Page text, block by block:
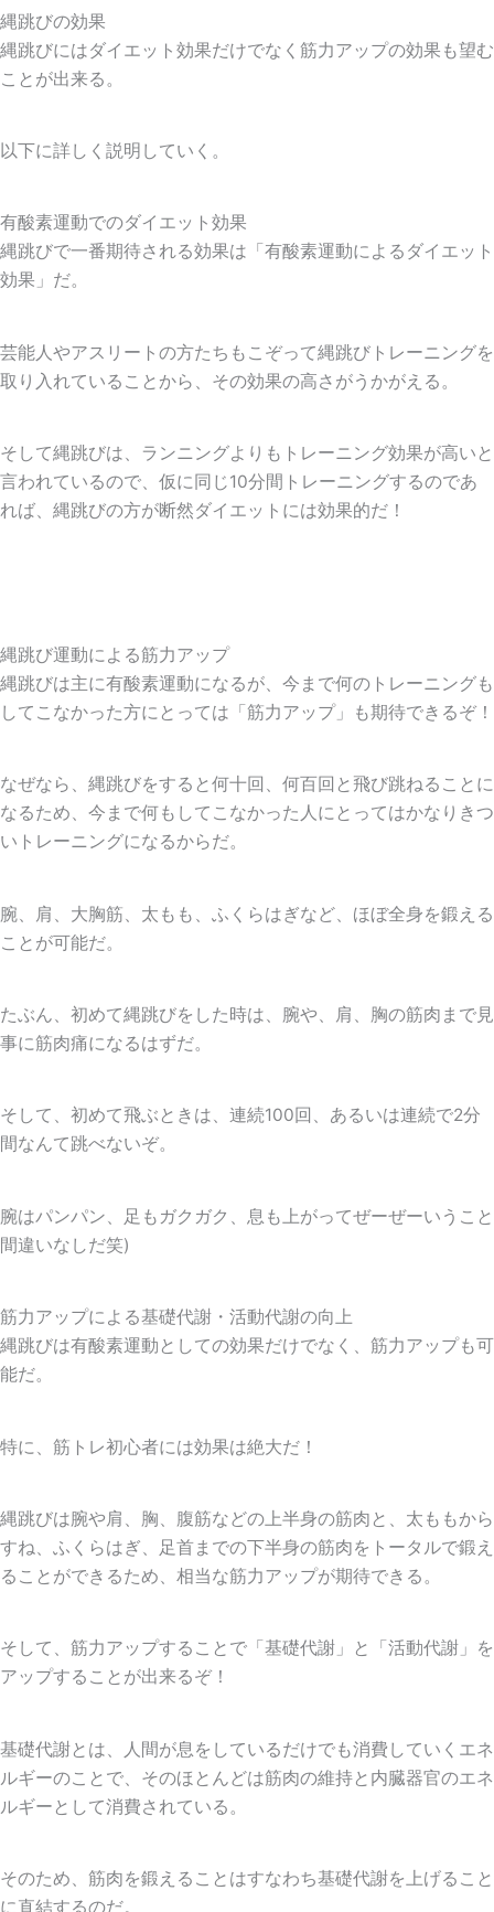
縄跳びの効果
縄跳びにはダイエット効果だけでなく筋力アップの効果も望む
ことが出来る。
以下に詳しく説明していく。
有酸素運動でのダイエット効果
縄跳びで一番期待される効果は「 有酸素運動によるダイエット
効果 」だ。
芸能人やアスリートの方たちもこぞって縄跳びトレーニングを
取り入れていることから、その効果の高さがうかがえる。
そして縄跳びは、ランニングよりもトレーニング効果が高いと
言われているので、仮に同じ10分間トレーニングするのであ
れば、縄跳びの方が断然ダイエットには効果的だ！
縄跳び運動による筋力アップ
縄跳びは主に有酸素運動になるが、今まで何のトレーニングも
してこなかった方にとっては「筋力アップ」も期待できるぞ！
なぜなら、縄跳びをすると何十回、何百回と飛び跳ねることに
なるため、今まで何もしてこなかった人にとってはかなりきつ
いトレーニングになるからだ。
腕、肩、大胸筋、太もも、ふくらはぎなど、ほぼ全身を鍛える
ことが可能だ。
たぶん、初めて縄跳びをした時は、腕や、肩、胸の筋肉まで見
事に筋肉痛になるはずだ。
そして、初めて飛ぶときは、連続100回、あるいは連続で2分
間なんて跳べないぞ。
腕はパンパン、足もガクガク、息も上がってぜーぜーいうこと
間違いなしだ笑)
筋力アップによる基礎代謝・活動代謝の向上
縄跳びは有酸素運動としての効果だけでなく、筋力アップも可
能だ。
特に、筋トレ初心者には効果は絶大だ！
縄跳びは腕や肩、胸、腹筋などの上半身の筋肉と、太ももから
すね、ふくらはぎ、足首までの下半身の筋肉をトータルで鍛え
ることができるため、相当な筋力アップが期待できる。
そして、筋力アップすることで「基礎代謝」と「活動代謝」を
アップすることが出来るぞ！
基礎代謝とは、人間が息をしているだけでも消費していくエネ
ルギーのことで、そのほとんどは筋肉の維持と内臓器官のエネ
ルギーとして消費されている。
そのため、筋肉を鍛えることはすなわち基礎代謝を上げること
に直結するのだ。